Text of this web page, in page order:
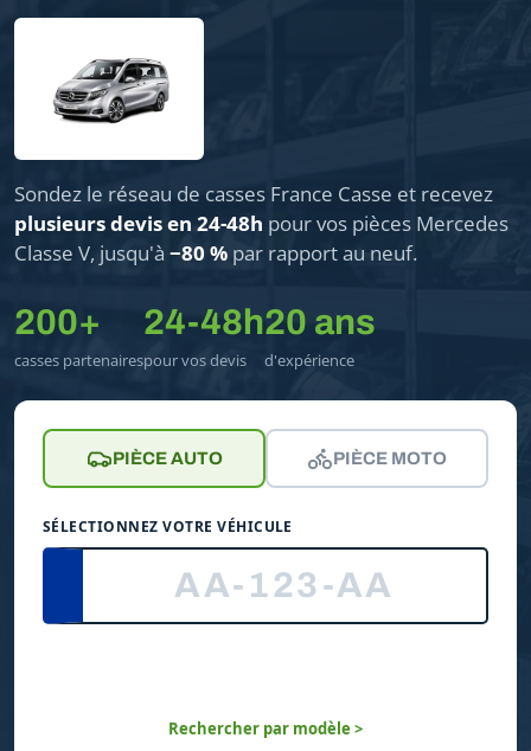
Sondez le réseau de casses France Casse et recevez
plusieurs devis en 24-48h pour vos pièces Mercedes
Classe V, jusqu'à −80 % par rapport au neuf.
200+
casses partenaires
24-48h
pour vos devis
20 ans
d'expérience
PIÈCE AUTO PIÈCE MOTO
SÉLECTIONNEZ VOTRE VÉHICULE
Rechercher par modèle >